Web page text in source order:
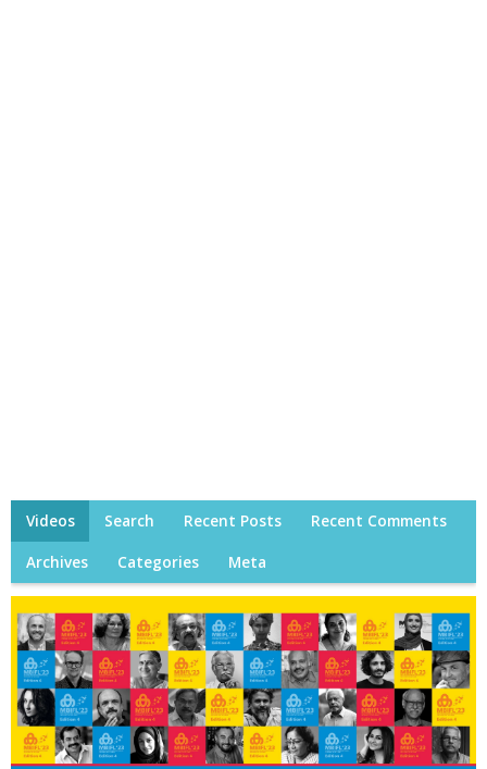
Videos Search Recent Posts Recent Comments
Archives Categories Meta